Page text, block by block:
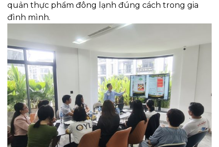
quản thực phẩm đông lạnh đúng cách trong gia
đình mình.